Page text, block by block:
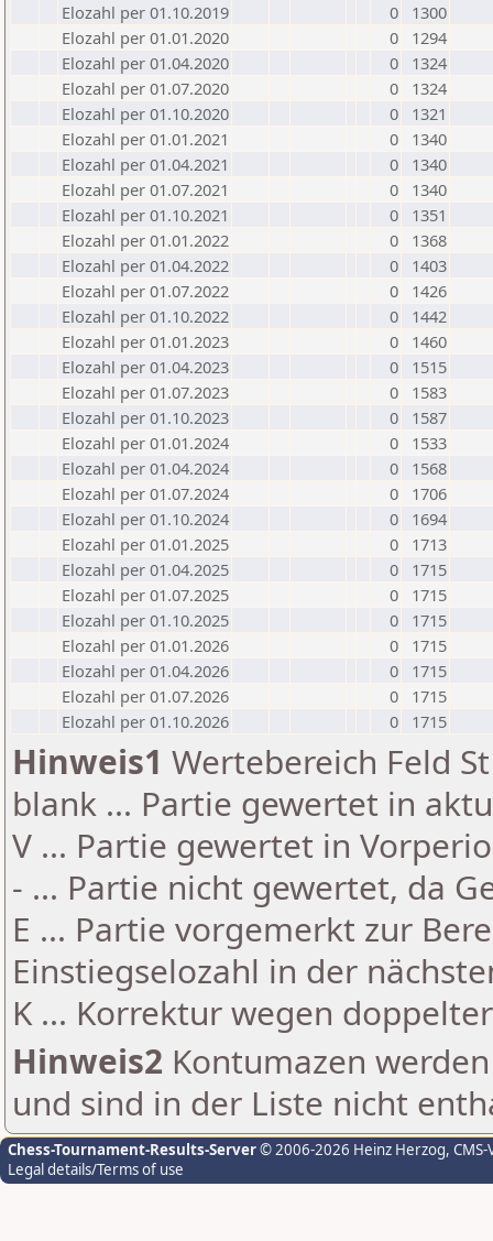
Elozahl per 01.10.2019
0
1300
Elozahl per 01.01.2020
0
1294
Elozahl per 01.04.2020
0
1324
Elozahl per 01.07.2020
0
1324
Elozahl per 01.10.2020
0
1321
Elozahl per 01.01.2021
0
1340
Elozahl per 01.04.2021
0
1340
Elozahl per 01.07.2021
0
1340
Elozahl per 01.10.2021
0
1351
Elozahl per 01.01.2022
0
1368
Elozahl per 01.04.2022
0
1403
Elozahl per 01.07.2022
0
1426
Elozahl per 01.10.2022
0
1442
Elozahl per 01.01.2023
0
1460
Elozahl per 01.04.2023
0
1515
Elozahl per 01.07.2023
0
1583
Elozahl per 01.10.2023
0
1587
Elozahl per 01.01.2024
0
1533
Elozahl per 01.04.2024
0
1568
Elozahl per 01.07.2024
0
1706
Elozahl per 01.10.2024
0
1694
Elozahl per 01.01.2025
0
1713
Elozahl per 01.04.2025
0
1715
Elozahl per 01.07.2025
0
1715
Elozahl per 01.10.2025
0
1715
Elozahl per 01.01.2026
0
1715
Elozahl per 01.04.2026
0
1715
Elozahl per 01.07.2026
0
1715
Elozahl per 01.10.2026
0 1715
Hinweis1 Wertebereich Feld
blank ... Partie gewertet in
V ... Partie gewertet in
- ... Partie nicht gewertet, da
E ... Partie vorgemerkt zur
Einstiegselozahl in der
K ... Korrektur wegen
Hinweis2 Kontumazen
und sind in der Liste nicht
Chess-Tournament-Results-Server© 2006-2026 Heinz Herzog,
Legal details/Terms of use